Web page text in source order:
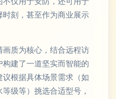
刻，甚至作为商业展示
质为核心，结合远程访
建了一道坚实而智能的
根据具体场景需求（如
级等）挑选合适型号，